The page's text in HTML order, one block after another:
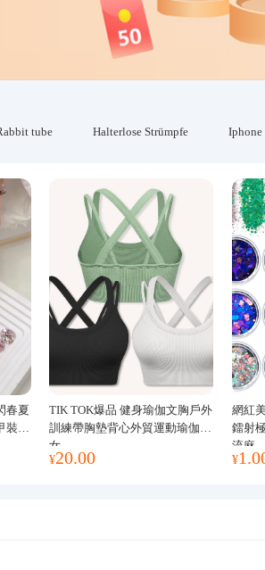
tube Halterlose Strümpfe Iphone
春夏
飾
TIK TOK爆品 健身瑜伽文胸戶外
訓練帶胸墊背心外貿運動瑜伽服
女
¥20.00
網紅
鐳射
流麻
¥